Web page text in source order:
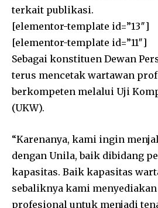
terkait publikasi.
[elementor-template id=”13″]
[elementor-template id=”11″]
Sebagai konstituen Dewan
terus mencetak wartawan
berkompeten melalui Uji
(UKW).
“Karenanya, kami ingin
dengan Unila, baik dibidang
kapasitas. Baik kapasitas
sebaliknya kami
profesional untuk menjadi